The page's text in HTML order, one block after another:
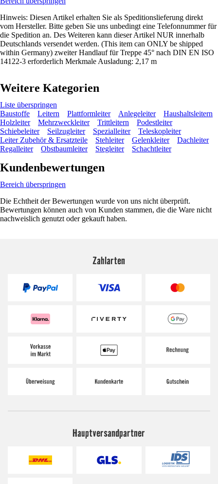
Hinweis: Diesen Artikel erhalten Sie als Speditionslieferung direkt
vom Hersteller. Bitte geben Sie uns unbedingt eine Telefonnummer für
die Spedition an. Des Weiteren kann dieser Artikel NUR innerhalb
Deutschlands versendet werden. (This item can ONLY be shipped
within Germany) zweiter Handlauf für Treppe 45° nach DIN EN ISO
14122-3 erforderlich Merkmale Ausladung: 2,17 m
Weitere Kategorien
Liste überspringen
Baustoffe
Leitern Plattformleiter Anlegeleiter
Haushaltsleitern
Holzleiter
Mehrzweckleiter Trittleitern
Podestleiter
Schiebeleiter
Seilzugleiter Spezialleiter
Teleskopleiter
Leiter Zubehör & Ersatzteile
Stehleiter Gelenkleiter
Dachleiter
Regalleiter
Obstbaumleiter Stegleiter Schachtleiter
Kundenbewertungen
Bereich überspringen
Die Echtheit der Bewertungen wurde von uns nicht überprüft.
Bewertungen können auch von Kunden stammen, die die Ware nicht
nachweislich genutzt oder gekauft haben.
Zahlarten
Hauptversandpartner